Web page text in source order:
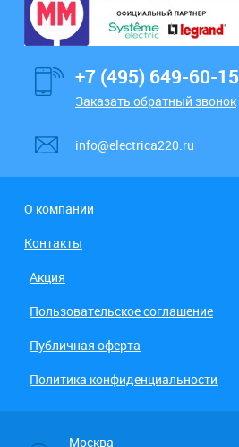
+7 (495) 649-60-15
Заказать обратный звонок
info@electrica220.ru
О компании
Контакты
Акция
Пользовательское соглашение
Публичная оферта
Политика конфиденциальности
Москва